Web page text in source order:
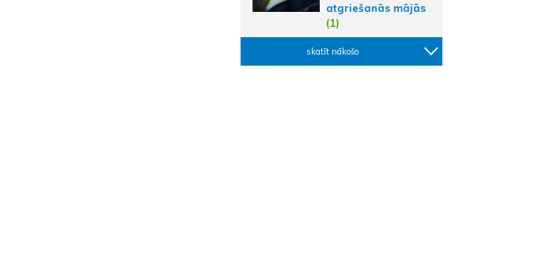
atgriešanās mājās
(1)
skatīt nākošo